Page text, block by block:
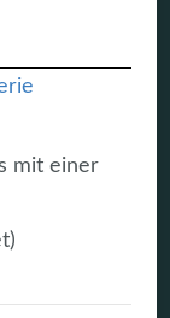
mit einer